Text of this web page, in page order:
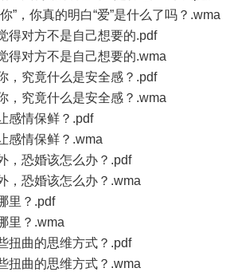
”，你真的明白“爱”是什么了吗？.wma
得对方不是自己想要的.pdf
得对方不是自己想要的.wma
，究竟什么是安全感？.pdf
，究竟什么是安全感？.wma
感情保鲜？.pdf
感情保鲜？.wma
，恐婚该怎么办？.pdf
，恐婚该怎么办？.wma
里？.pdf
里？.wma
扭曲的思维方式？.pdf
扭曲的思维方式？.wma